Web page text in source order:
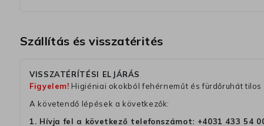
Szállítás és visszatérités
VISSZATÉRÍTÉSI ELJÁRÁS
Figyelem! Higiéniai okokból fehérneműt és fürdőruhát
A követendő lépések a következők:
1. Hívja fel a következő telefonszámot: +4031 433 54